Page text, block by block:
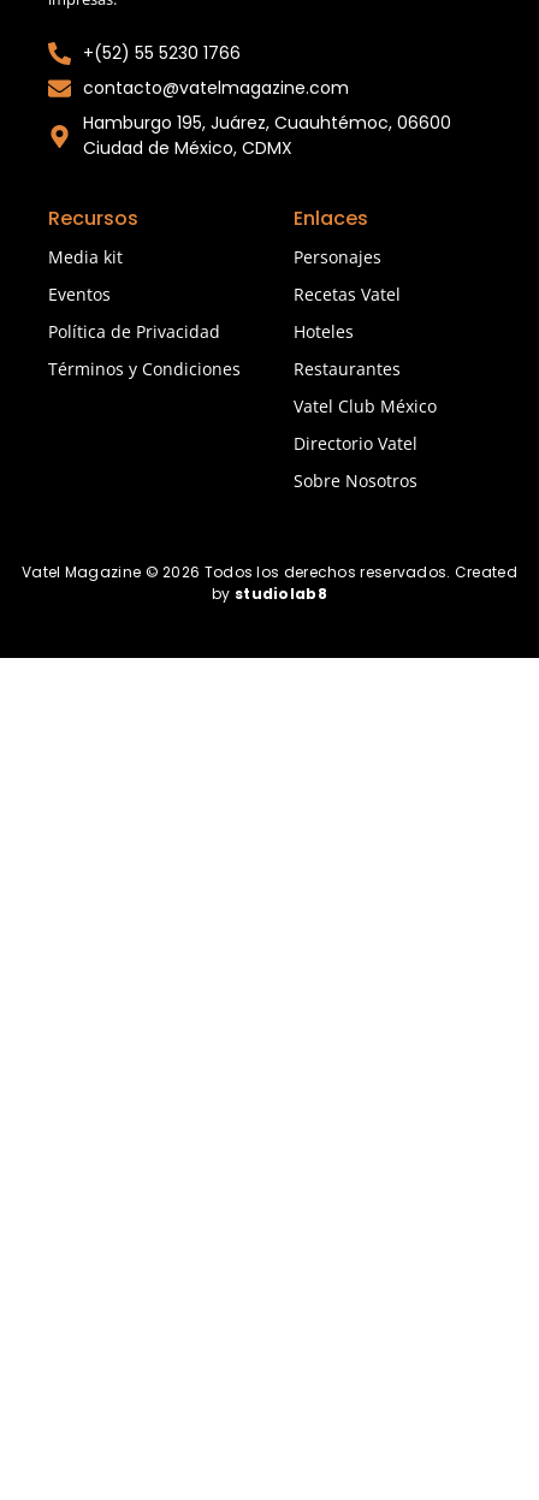
+(52) 55 5230 1766
contacto@vatelmagazine.com
Hamburgo 195, Juárez, Cuauhtémoc, 06600
Ciudad de México, CDMX
Recursos
Media kit
Eventos
Política de Privacidad
Términos y Condiciones
Enlaces
Personajes
Recetas Vatel
Hoteles
Restaurantes
Vatel Club México
Directorio Vatel
Sobre Nosotros
Vatel Magazine © 2026 Todos los derechos reservados. Created
by studiolab8